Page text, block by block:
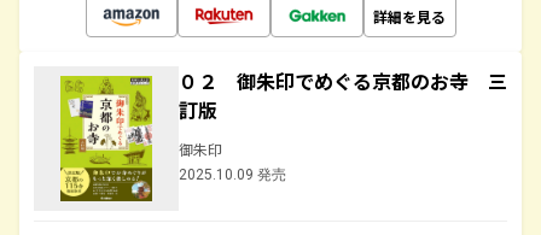
詳細を見る
０２ 御朱印でめぐる京都のお寺 三
訂版
御朱印
2025.10.09 発売